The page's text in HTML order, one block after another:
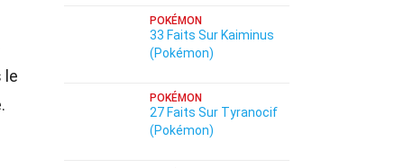
le
POKÉMON
33 Faits Sur Kaiminus
(Pokémon)
POKÉMON
27 Faits Sur Tyranocif
(Pokémon)